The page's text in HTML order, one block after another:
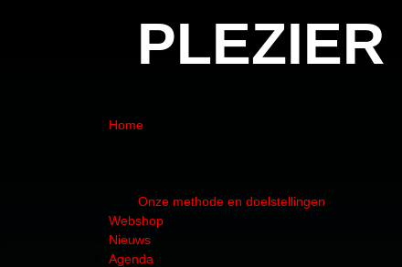
Home
Onze methode en doelstellingen
Webshop
Nieuws
Agenda